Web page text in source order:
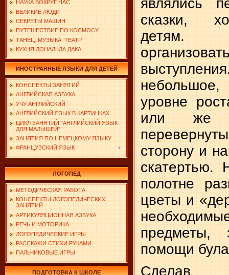
НАУКА ВОКРУГ НАС
ВЕЛИКИЕ ЛЮДИ
СЕКРЕТЫ МАШИН
ПУТЕШЕСТВИЕ ПО КОСМОСУ
ТАНЕЦ. МУЗЫКА. ТЕАТР
КУХНЯ ДОНАЛЬДА ДАКА
ИНОСТРАННЫЕ ЯЗЫКИ ДЛЯ ДЕТЕЙ
КОНСПЕКТЫ ЗАНЯТИЙ
АНГЛИЙСКАЯ АЗБУКА
УЧУ АНГЛИЙСКИЙ
АНГЛИЙСКИЙ ЯЗЫК В КАРТИНКАХ
ЦИКЛ ЗАНЯТИЙ "АНГЛИЙСКИЙ ЯЗЫК
ДЛЯ МАЛЫШЕЙ"
ЗАНЯТИЯ ПО НЕМЕЦКОМУ ЯЗЫКУ
ФРАНЦУЗСКИЙ ЯЗЫК
ЛОГОПЕД
МЕТОДИЧЕСКАЯ РАБОТА
КОНСПЕКТЫ ЛОГОПЕДИЧЕСКИХ
ЗАНЯТИЙ
АРТИКУЛЯЦИОННАЯ АЗБУКА
РЕЧЬ И МОТОРИКА
ЛОГОПЕДИЧЕСКИЕ ИГРЫ
РАССКАЖИ СТИХИ РУКАМИ
ПАЛЬЧИКОВЫЕ ИГРЫ
ПОДГОТОВКА К ШКОЛЕ
являлись
сказки,
детям.
уровне
или же
сторону и
скатертью.
полотне
цветы и
предметы,
помощи